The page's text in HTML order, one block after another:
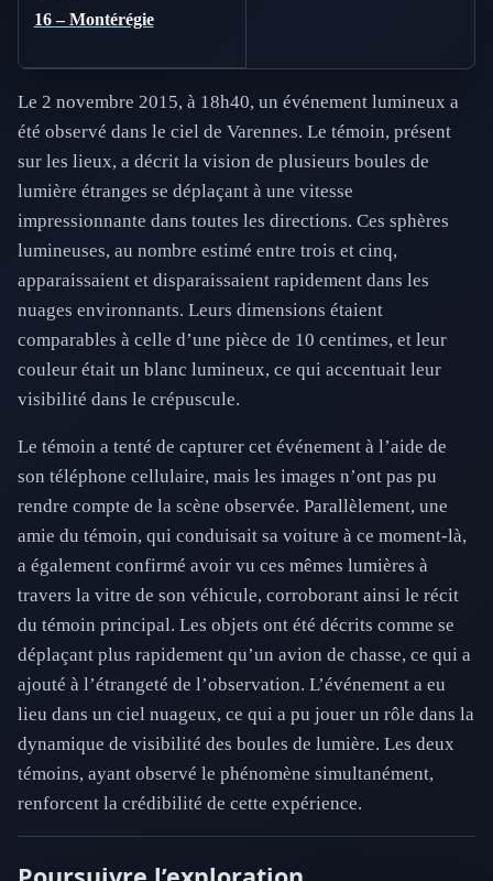
16 – Montérégie
Le 2 novembre 2015, à 18h40, un événement lumineux a
été observé dans le ciel de Varennes. Le témoin, présent
sur les lieux, a décrit la vision de plusieurs boules de
lumière étranges se déplaçant à une vitesse
impressionnante dans toutes les directions. Ces sphères
lumineuses, au nombre estimé entre trois et cinq,
apparaissaient et disparaissaient rapidement dans les
nuages environnants. Leurs dimensions étaient
comparables à celle d’une pièce de 10 centimes, et leur
couleur était un blanc lumineux, ce qui accentuait leur
visibilité dans le crépuscule.
Le témoin a tenté de capturer cet événement à l’aide de
son téléphone cellulaire, mais les images n’ont pas pu
rendre compte de la scène observée. Parallèlement, une
amie du témoin, qui conduisait sa voiture à ce moment-là,
a également confirmé avoir vu ces mêmes lumières à
travers la vitre de son véhicule, corroborant ainsi le récit
du témoin principal. Les objets ont été décrits comme se
déplaçant plus rapidement qu’un avion de chasse, ce qui a
ajouté à l’étrangeté de l’observation. L’événement a eu
lieu dans un ciel nuageux, ce qui a pu jouer un rôle dans la
dynamique de visibilité des boules de lumière. Les deux
témoins, ayant observé le phénomène simultanément,
renforcent la crédibilité de cette expérience.